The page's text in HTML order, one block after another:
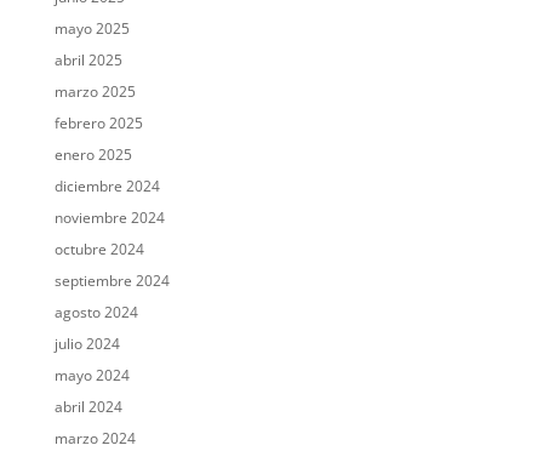
mayo 2025
abril 2025
marzo 2025
febrero 2025
enero 2025
diciembre 2024
noviembre 2024
octubre 2024
septiembre 2024
agosto 2024
julio 2024
mayo 2024
abril 2024
marzo 2024